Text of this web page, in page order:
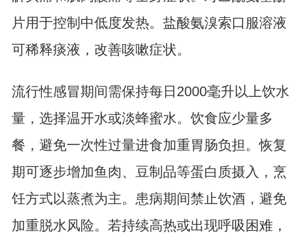
片用于控制中低度发热。盐酸氨溴索口服溶液
可稀释痰液，改善咳嗽症状。
流行性感冒期间需保持每日2000毫升以上饮水
量，选择温开水或淡蜂蜜水。饮食应少量多
餐，避免一次性过量进食加重胃肠负担。恢复
期可逐步增加鱼肉、豆制品等蛋白质摄入，烹
饪方式以蒸煮为主。患病期间禁止饮酒，避免
加重脱水风险。若持续高热或出现呼吸困难，